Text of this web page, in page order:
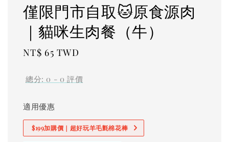
僅限門市自取🐱原食源肉
｜貓咪生肉餐（牛）
Regular
NT$ 65 TWD
總分: 0 - 0 評價
適用優惠
$199加購價｜超好玩羊毛氈棉花棒